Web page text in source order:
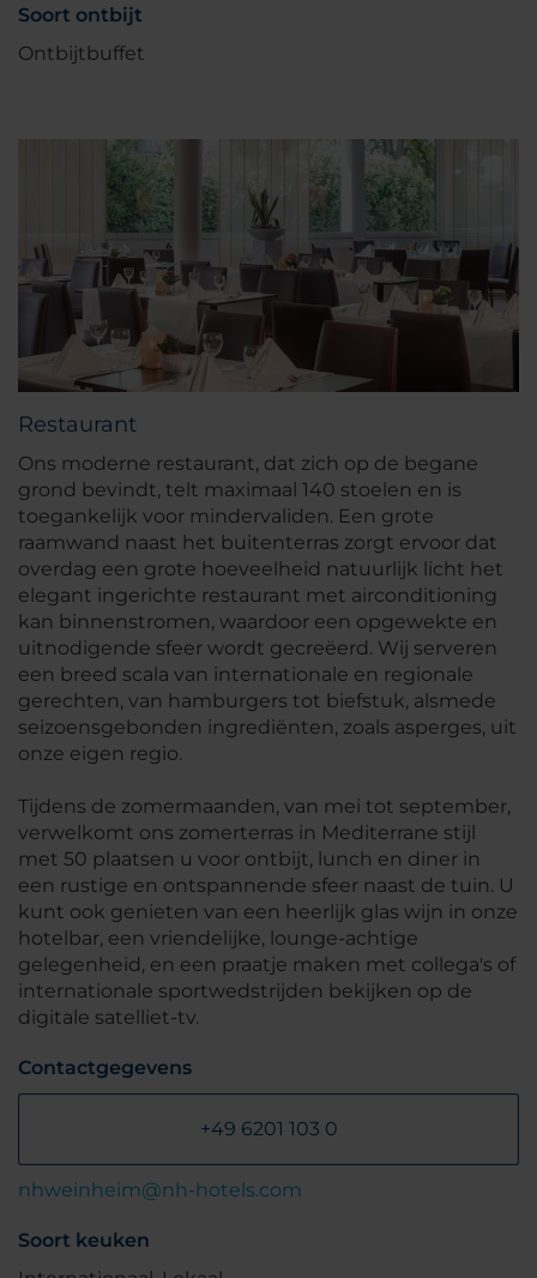
Soort ontbijt
Ontbijtbuffet
Restaurant
Ons moderne restaurant, dat zich op de begane
grond bevindt, telt maximaal 140 stoelen en is
toegankelijk voor mindervaliden. Een grote
raamwand naast het buitenterras zorgt ervoor dat
overdag een grote hoeveelheid natuurlijk licht het
elegant ingerichte restaurant met airconditioning
kan binnenstromen, waardoor een opgewekte en
uitnodigende sfeer wordt gecreëerd. Wij serveren
een breed scala van internationale en regionale
gerechten, van hamburgers tot biefstuk, alsmede
seizoensgebonden ingrediënten, zoals asperges, uit
onze eigen regio.
Tijdens de zomermaanden, van mei tot september,
verwelkomt ons zomerterras in Mediterrane stijl
met 50 plaatsen u voor ontbijt, lunch en diner in
een rustige en ontspannende sfeer naast de tuin. U
kunt ook genieten van een heerlijk glas wijn in onze
hotelbar, een vriendelijke, lounge-achtige
gelegenheid, en een praatje maken met collega's of
internationale sportwedstrijden bekijken op de
digitale satelliet-tv.
Contactgegevens
+49 6201 103 0
nhweinheim@nh-hotels.com
Soort keuken